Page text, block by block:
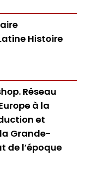
Histoire
Réseau
à la
et
Grande-
de l’époque